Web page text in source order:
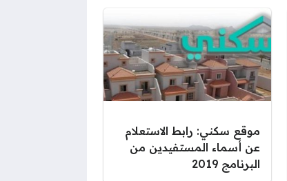
موقع سكني: رابط الاستعلام
عن أسماء المستفيدين من
البرنامج 2019